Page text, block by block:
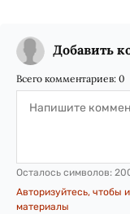
Добавить
Всего комментариев: 0
Осталось символов:
Авторизуйтесь, чтобы
материалы